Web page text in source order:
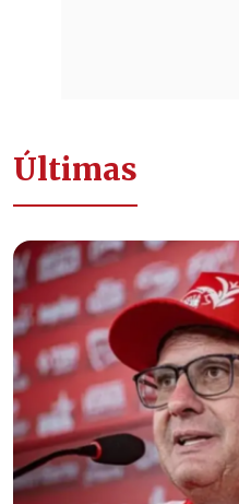
Últimas